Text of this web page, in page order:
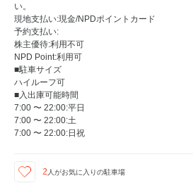
い。
現地支払い:現金/NPDポイントカード
予約支払い:
株主優待:利用不可
NPD Point:利用可
■駐車サイズ
ハイルーフ可
■入出庫可能時間
7:00 〜 22:00:平日
7:00 〜 22:00:土
7:00 〜 22:00:日祝
2 人がお気に入りの駐車場